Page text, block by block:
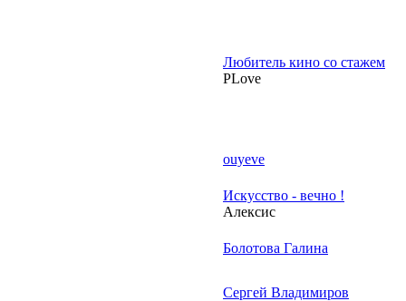
Любитель кино со стажем
PLove
ouyeve
Искусство - вечно !
Алексис
Болотова Галина
Сергей Владимиров